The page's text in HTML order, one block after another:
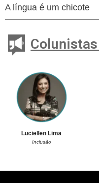
A língua é um chicote
Colunistas
Luciellen Lima
Inclusão